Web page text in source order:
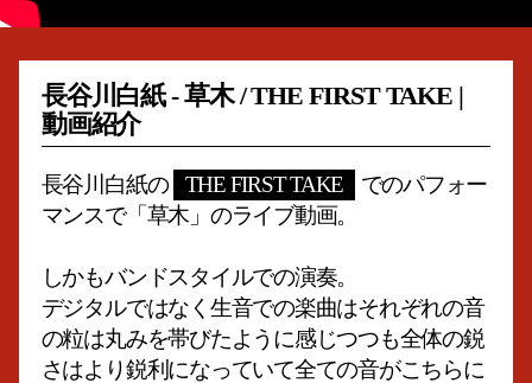
長谷川白紙 - 草木 / THE FIRST TAKE |
動画紹介
長谷川白紙の THE FIRST TAKE
でのパフォー
マンスで「草木」のライブ動画。
しかもバンドスタイルでの演奏。
デジタルではなく生音での楽曲はそれぞれの音
の粒は丸みを帯びたように感じつつも全体の鋭
さはより鋭利になっていて全ての音がこちらに